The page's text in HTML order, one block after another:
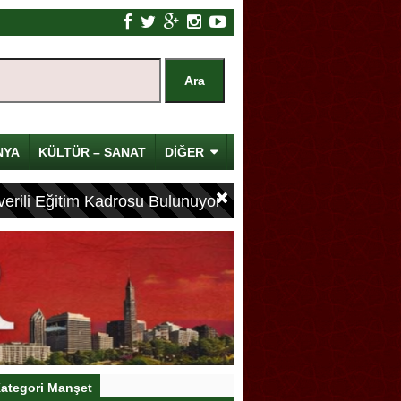
KÜLTÜR – SANAT DİĞER
Eğitim Kadrosu Bulunuyor
Manşet